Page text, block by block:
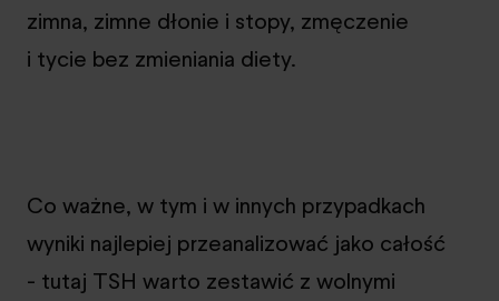
zimna, zimne dłonie i stopy, zmęczenie
i tycie bez zmieniania diety.
Co ważne, w tym i w innych przypadkach
wyniki najlepiej przeanalizować jako całość
- tutaj TSH warto zestawić z wolnymi